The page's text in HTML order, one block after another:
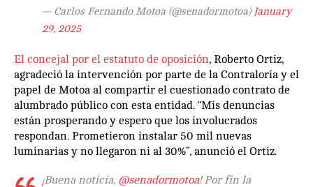
— Carlos Fernando Motoa (@senadormotoa) January
29, 2025
El concejal por el estatuto de oposición, Roberto Ortiz,
agradeció la intervención por parte de la Contraloría y el
papel de Motoa al compartir el cuestionado contrato de
alumbrado público con esta entidad. “Mis denuncias
están prosperando y espero que los involucrados
respondan. Prometieron instalar 50 mil nuevas
luminarias y no llegaron ni al 30%”, anunció el Ortiz.
¡Buena noticia, @senadormotoa! Por fin la